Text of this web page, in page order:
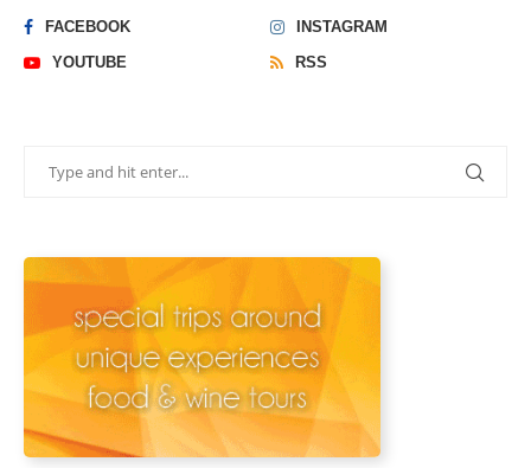
FACEBOOK
INSTAGRAM
YOUTUBE
RSS